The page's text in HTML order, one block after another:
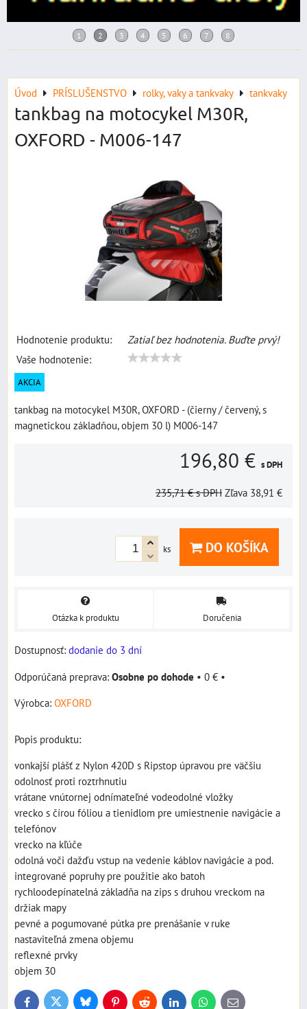
Úvod PRÍSLUŠENSTVO rolky, vaky a tankvaky tankvaky
tankbag na motocykel M30R,
OXFORD - M006-147
Hodnotenie produktu:
Zatiaľ bez hodnotenia. Buďte prvý!
Vaše hodnotenie:
AKCIA
tankbag na motocykel M30R, OXFORD - (čierny / červený, s
magnetickou základňou, objem 30 l) M006-147
196,80 € s DPH
235,71 € s DPH Zľava 38,91 €
ks DO KOŠÍKA
Otázka k produktu Doručenia
Dostupnosť: dodanie do 3 dní
Osobne po dohode • 0 € •
Výrobca: OXFORD
Popis produktu:
vonkajší plášť z Nylon 420D s Ripstop úpravou pre väčšiu
odolnosť proti roztrhnutiu
vrátane vnútornej odnímateľné vodeodolné vložky
vrecko s čírou fóliou a tienidlom pre umiestnenie navigácie a
telefónov
vrecko na kľúče
odolná voči dažďu vstup na vedenie káblov navigácie a pod.
integrované popruhy pre použitie ako batoh
rychloodepínatelná základňa na zips s druhou vreckom na
držiak mapy
pevné a pogumované pútka pre prenášanie v ruke
nastaviteľná zmena objemu
reflexné prvky
objem 30
FacebookTwitter BlueskyPinterestReddit LinkedInWhatsApp
E-